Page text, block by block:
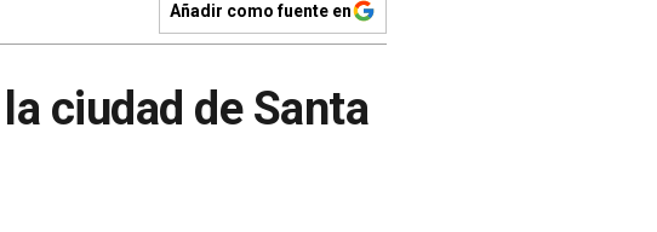
Añadir como fuente en
ciudad de Santa